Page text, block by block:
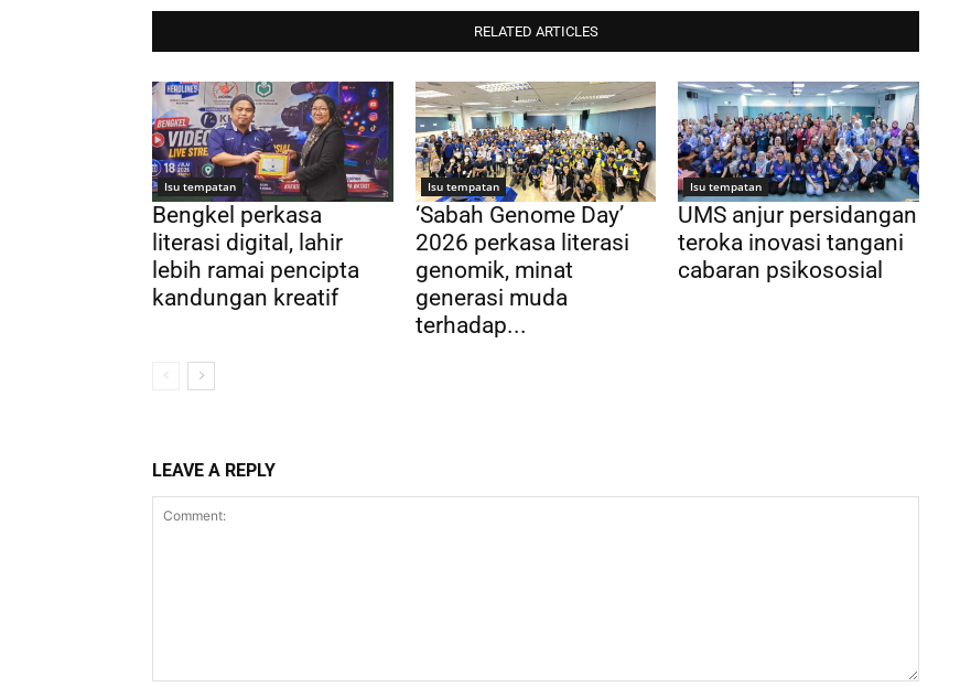
RELATED ARTICLES
Isu tempatan
Bengkel perkasa
literasi digital, lahir
lebih ramai pencipta
kandungan kreatif
Isu tempatan
‘Sabah Genome Day’
2026 perkasa literasi
genomik, minat
generasi muda
terhadap...
Isu tempatan
UMS anjur persidangan
teroka inovasi tangani
cabaran psikososial
LEAVE A REPLY